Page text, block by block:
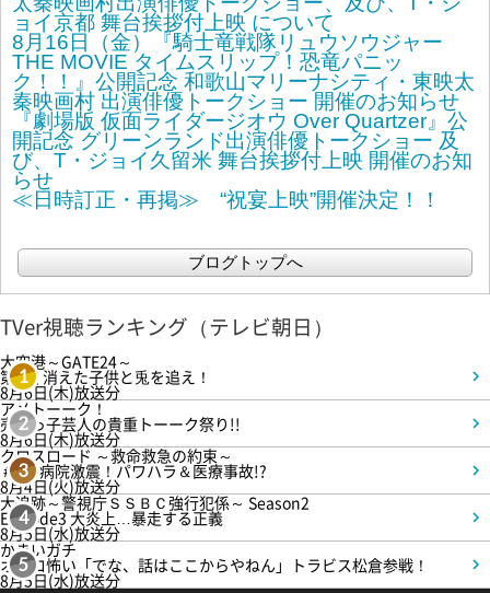
ョイ京都 舞台挨拶付上映 について
8月16日（金）『騎士竜戦隊リュウソウジャー
THE MOVIE タイムスリップ！恐竜パニッ
ク！！』公開記念 和歌山マリーナシティ・東映太
秦映画村 出演俳優トークショー 開催のお知らせ
『劇場版 仮面ライダージオウ Over Quartzer』公
開記念 グリーンランド出演俳優トークショー 及
び、T・ジョイ久留米 舞台挨拶付上映 開催のお知
らせ
≪日時訂正・再掲≫ “祝宴上映”開催決定！！
ブログトップへ
TVer視聴ランキング（テレビ朝日）
1
大空港～GATE24～
第3話 消えた子供と兎を追え！
8月6日(木)放送分
2
アメトーーク！
売れっ子芸人の貴重トーーク祭り!!
8月6日(木)放送分
3
クロスロード ～救命救急の約束～
＃5 病院激震！パワハラ＆医療事故!?
8月4日(火)放送分
4
大追跡～警視庁ＳＳＢＣ強行犯係～ Season2
Episode3 大炎上…暴走する正義
8月5日(水)放送分
5
かまいガチ
オモロ怖い「でな、話はここからやねん」トラビス松倉参戦！
8月5日(水)放送分